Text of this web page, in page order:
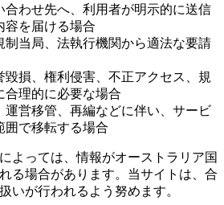
合わせ先へ、利用者が明示的に送信
容を届ける場合
制当局、法執行機関から適法な要請
毀損、権利侵害、不正アクセス、規
合理的に必要な場合
運営移管、再編などに伴い、サービ
囲で移転する場合
よっては、情報がオーストラリア国
る場合があります。当サイトは、合
いが行われるよう努めます。